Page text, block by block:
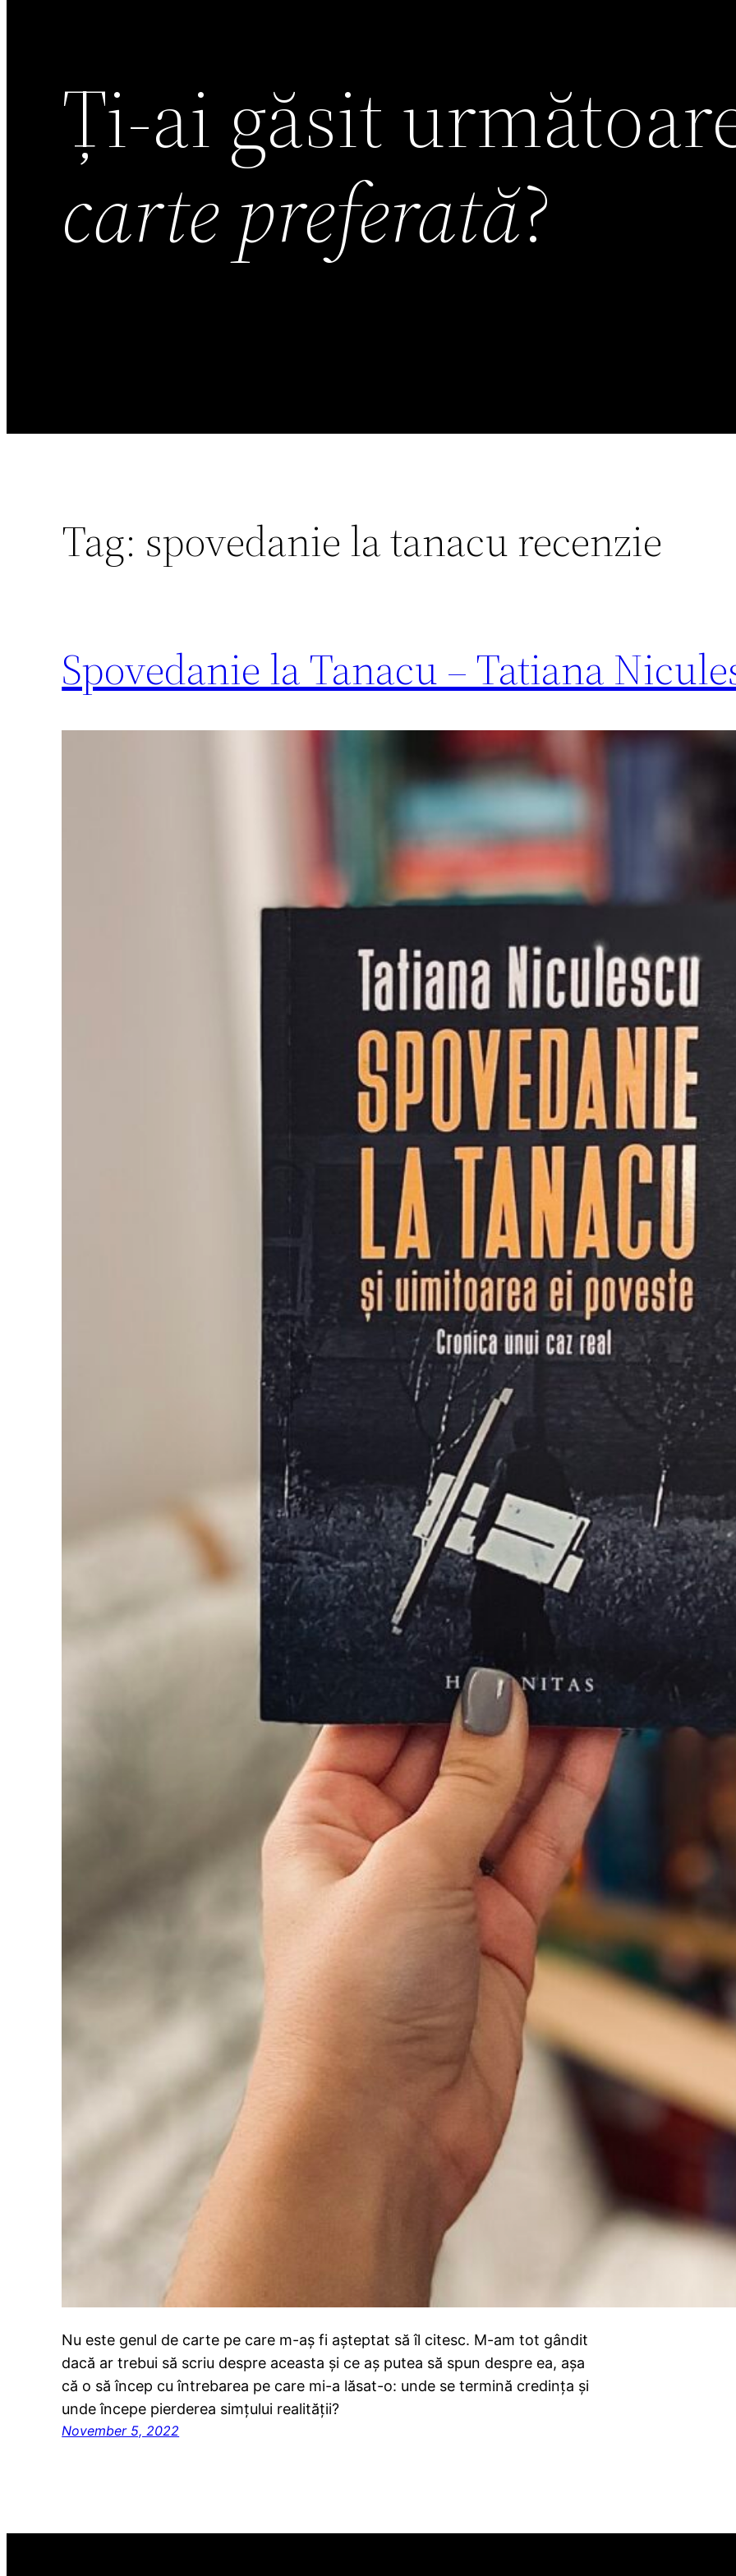
Ți-ai găsit
carte preferată?
Tag: spovedanie la tanacu recenzie
Spovedanie la Tanacu – Tatiana
Nu este genul de carte pe care m-aș fi așteptat să îl citesc. M-am tot gândit
dacă ar trebui să scriu despre aceasta și ce aș putea să spun despre ea, așa
că o să încep cu întrebarea pe care mi-a lăsat-o: unde se termină credința și
unde începe pierderea simțului realității?
November 5, 2022